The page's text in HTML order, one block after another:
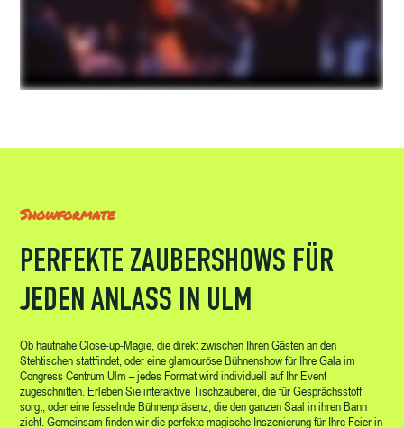
Showformate
PERFEKTE ZAUBERSHOWS FÜR
JEDEN ANLASS IN ULM
Ob hautnahe Close-up-Magie, die direkt zwischen Ihren Gästen an den
Stehtischen stattfindet, oder eine glamouröse Bühnenshow für Ihre Gala im
Congress Centrum Ulm – jedes Format wird individuell auf Ihr Event
zugeschnitten. Erleben Sie interaktive Tischzauberei, die für Gesprächsstoff
sorgt, oder eine fesselnde Bühnenpräsenz, die den ganzen Saal in ihren Bann
zieht. Gemeinsam finden wir die perfekte magische Inszenierung für Ihre Feier in